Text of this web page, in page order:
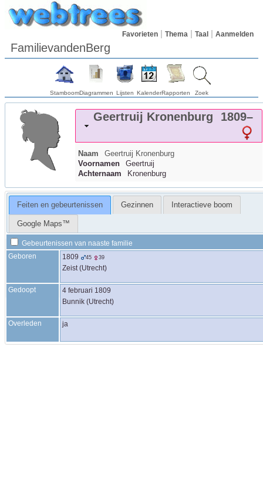
Favorieten Thema Taal Aanmelden
FamilievandenBerg
StamboomDiagrammen Lijsten KalenderRapporten Zoek
Geertruij Kronenburg 1809–
Naam Geertruij Kronenburg
Voornamen
Geertruij
Achternaam
Kronenburg
Feiten en gebeurtenissen Gezinnen Interactieve boom
Google Maps™
Gebeurtenissen van naaste familie
Geboren
1809 45 39
Zeist (Utrecht)
Gedoopt
4 februari 1809
Bunnik (Utrecht)
Overleden ja